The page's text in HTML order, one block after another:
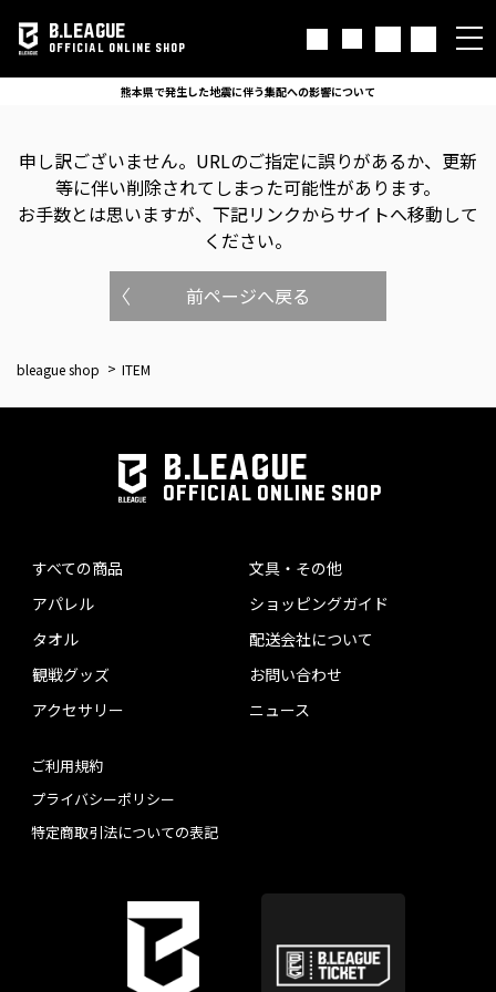
B.LEAGUE
OFFICIAL ONLINE SHOP
熊本県で発生した地震に伴う集配への影響について
申し訳ございません。 URLのご指定に誤りがあるか、更新
等に伴い削除されてしまった可能性があります。
お手数とは思いますが、下記リンクからサイトへ移動して
ください。
前ページへ戻る
bleague shop ITEM
B.LEAGUE
OFFICIAL ONLINE SHOP
すべての商品
アパレル
タオル
観戦グッズ
アクセサリー
文具・その他
ショッピングガイド
配送会社について
お問い合わせ
ニュース
ご利用規約
プライバシーポリシー
特定商取引法についての表記